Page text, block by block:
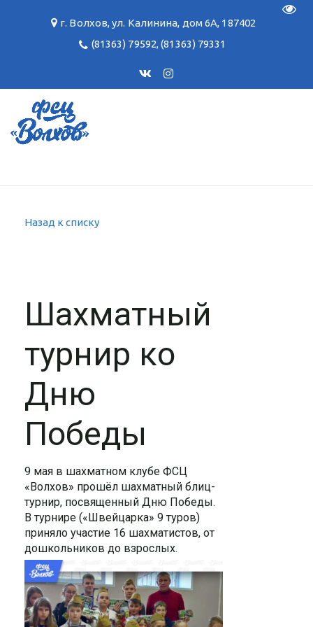
г. Волхов,ул. Калинина, дом 6А, 187402
(81363) 79592,(81363) 79331
Назад к списку
Шахматный
турнир ко
Дню
Победы
9 мая в шахматном клубе ФСЦ
«Волхов» прошёл шахматный блиц-
турнир, посвященный Дню Победы.
В турнире («Швейцарка» 9 туров)
приняло участие 16 шахматистов, от
дошкольников до взрослых.